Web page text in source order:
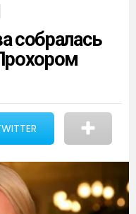
собралась